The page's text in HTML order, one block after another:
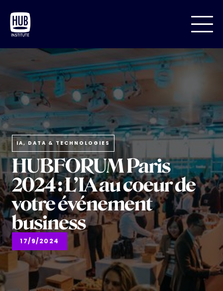
IA, DATA & TECHNOLOGIES
HUBFORUM Paris
2024 : L’IA au coeur de
votre événement
business
17/9/2024